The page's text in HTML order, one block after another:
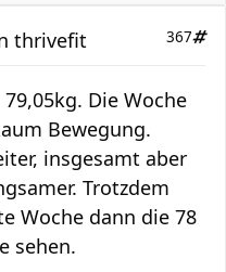
367
thrivefit
Die Woche
Bewegung.
insgesamt aber
Trotzdem
Woche dann die 78
sehen.